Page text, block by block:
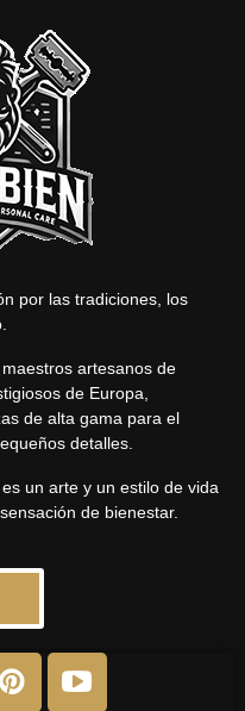
por las tradiciones, los
artesanos de
de Europa,
de alta gama para el
detalles.
un arte y un estilo de vida
de bienestar.